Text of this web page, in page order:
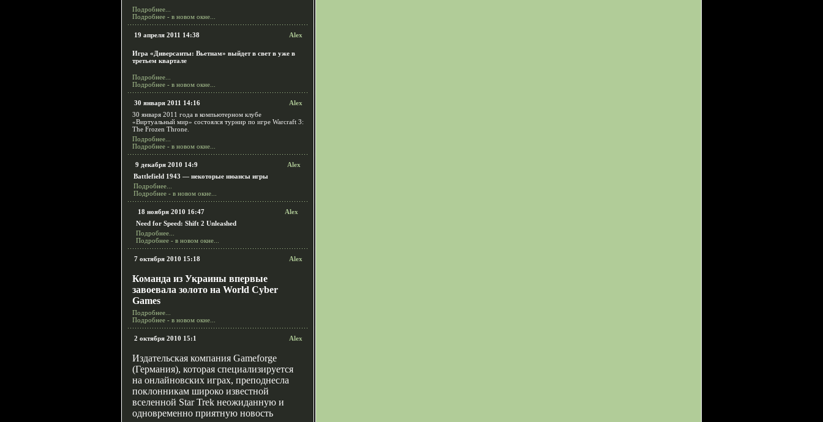
Подробнее...
Подробнее - в новом окне...
19 апреля 2011 14:38 Alex
Игра «Диверсанты: Вьетнам» выйдет в свет в уже в
третьем квартале
Подробнее...
Подробнее - в новом окне...
30 января 2011 14:16
Alex
30 января 2011 года в компьютерном клубе
«Виртуальный мир» состоялся турнир по игре Warcraft 3:
The Frozen Throne.
Подробнее...
Подробнее - в новом окне...
9 декабря 2010 14:9
Alex
Battlefield 1943 — некоторые нюансы игры
Подробнее...
Подробнее - в новом окне...
18 ноября 2010 16:47
Alex
Need for Speed: Shift 2 Unleashed
Подробнее...
Подробнее - в новом окне...
7 октября 2010 15:18 Alex
Команда из Украины впервые
завоевала золото на World Cyber
Games
Подробнее...
Подробнее - в новом окне...
2 октября 2010 15:1 Alex
Издательская компания Gameforge
(Германия), которая специализируется
на онлайновских играх, преподнесла
поклонникам широко известной
вселенной Star Trek неожиданную и
одновременно приятную новость